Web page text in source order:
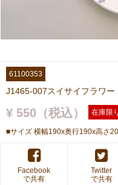
61100353
J1465-007スイサイフラワー
¥ 550（税込） 在庫限り
■サイズ 横幅190x奥行190x高さ20
Facebook
で共有
Twitter
で共有